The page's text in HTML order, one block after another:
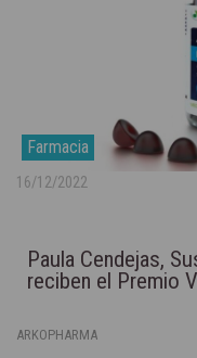
Farmacia
16/12/2022
Paula Cendejas,
reciben el Premio
ARKOPHARMA